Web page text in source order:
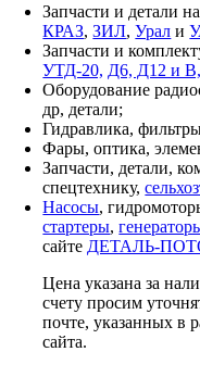
Запчасти и детали
КРАЗ,ЗИЛ,Урал и
Запчасти и
УТД-20, Д6, Д12 и
Оборудование
др, детали;
Гидравлика,
Фары, оптика,
Запчасти, детали,
спецтехнику,
Насосы,
стартеры,
сайте ДЕТАЛЬ-
Цена указана за
счету просим
почте, указанных в
сайта.